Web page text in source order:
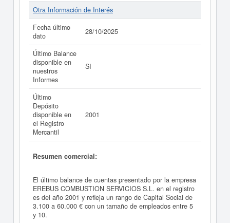
Otra Información de Interés
Fecha último
dato
28/10/2025
Último Balance
disponible en
nuestros
Informes
SI
Último
Depósito
disponible en
el Registro
Mercantil
2001
Resumen comercial:
El último balance de cuentas presentado por la empresa
EREBUS COMBUSTION SERVICIOS S.L. en el registro
es del año 2001 y refleja un rango de Capital Social de
3.100 a 60.000 € con un tamaño de empleados entre 5
y 10.